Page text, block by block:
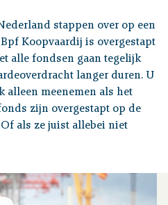
stappen over op een
Koopvaardij is overgestapt
alle fondsen gaan tegelijk
langer duren. U
alleen meenemen als het
zijn overgestapt op de
als ze juist allebei niet